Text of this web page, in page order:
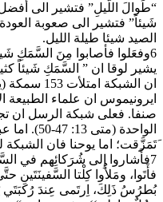
“طَوالَ اللَّيلِ” فتشير الى
شَيئاً” فتشير الى صعوبة
الصيد شيئا طيلة الليل.
6وفعَلوا فأصابوا مِنَ السَّمَكِ
يشير لوقا ان ” السَّمَكِ شَيئاً
صنفا. فعلى شبكة الرسل ان
الواحدة
َتَمَزَّقت؛ اما يوحنا فان الشبكة لم
7فأَشاروا إِلى شُرَكائِهم في
بُطرُسُ ذَلِكَ، اِرتَمى عِندَ رُكبَتَي